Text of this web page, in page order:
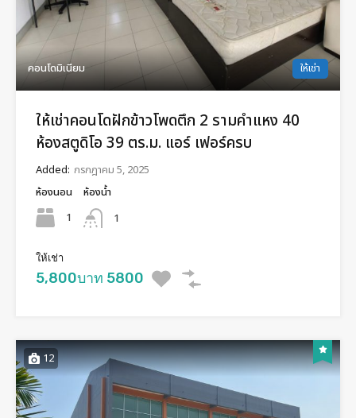
คอนโดมิเนียม ให้เช่า
ให้เช่าคอนโดฝักข้าวโพดตึก 2 รามคำแหง 40
ห้องสตูดิโอ 39 ตร.ม. แอร์ เฟอร์ครบ
Added: กรกฎาคม 5, 2025
ห้องนอน
1
ห้องน้ำ
1
ให้เช่า
5,800บาท 5800
12